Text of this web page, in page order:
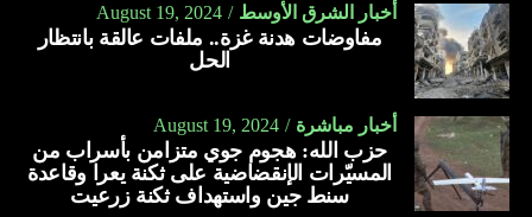
أخبار الشرق الأوسط August 19, 2024
مفاوضات هدنة غزة.. ملفات عالقة بانتظار
الحل
أخبار مباشرة August 19, 2024
حزب الله: هجوم جوي متزامن بأسراب من
المسيّرات الإنقضاضية على ثكنة يعرا وقاعدة
سنط جين واستهداف ثكنة زرعيت